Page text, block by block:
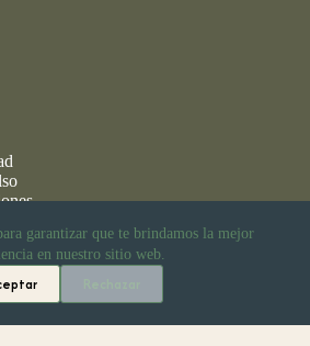
garantizar que te brindamos la mejor
en nuestro sitio web.
mexicana.